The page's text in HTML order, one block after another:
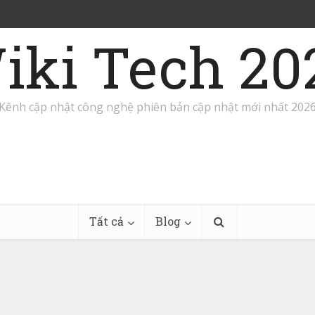
Tech
cập nhật công nghệ phiên bản cập nhật mới nhất
Tất cả Blog